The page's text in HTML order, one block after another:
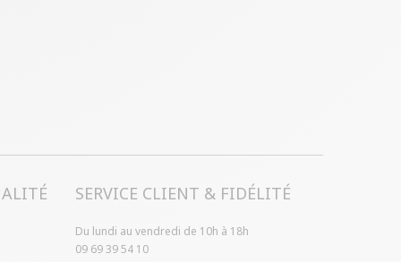
SERVICE CLIENT & FIDÉLITÉ
Du lundi au vendredi de 10h à 18h
09 69 39 54 10